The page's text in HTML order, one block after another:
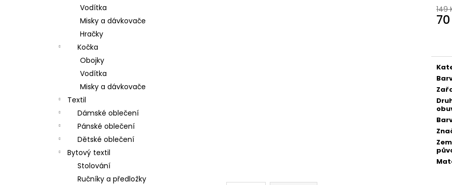
Vodítka
Misky a dávkovače
Hračky
Kočka
Obojky
Vodítka
Misky a dávkovače
Textil
Dámské oblečení
Pánské oblečení
Dětské oblečení
Bytový textil
Stolování
Ručníky a předložky
149